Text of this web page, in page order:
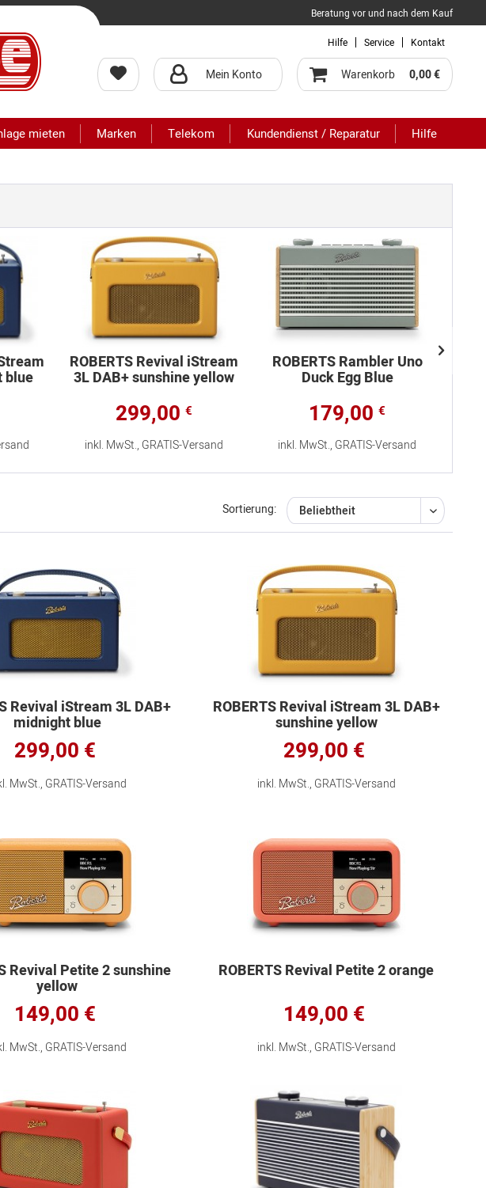
Beratung vor und nach dem Kauf
Mein Konto Warenkorb 0,00 €
Hilfe Service Kontakt
mieten Marken Telekom Kundendienst / Reparatur Hilfe
blue
ROBERTS Revival iStream
3L DAB+ sunshine yellow
299,00 €
inkl. MwSt., GRATIS-Versand
ROBERTS Rambler Uno
Duck Egg Blue
179,00€
inkl. MwSt., GRATIS-Versand
Sortierung:
Revival iStream 3L DAB+
midnight blue
299,00 €
MwSt., GRATIS-Versand
ROBERTS Revival iStream 3L DAB+
sunshine yellow
299,00 €
inkl. MwSt., GRATIS-Versand
Revival Petite 2 sunshine
yellow
149,00 €
MwSt., GRATIS-Versand
ROBERTS Revival Petite 2 orange
149,00 €
inkl. MwSt., GRATIS-Versand